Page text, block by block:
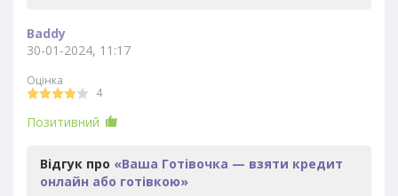
Baddy
30-01-2024, 11:17
Оцінка
4
Позитивний
Відгук про «Ваша Готівочка — взяти кредит
онлайн або готівкою»